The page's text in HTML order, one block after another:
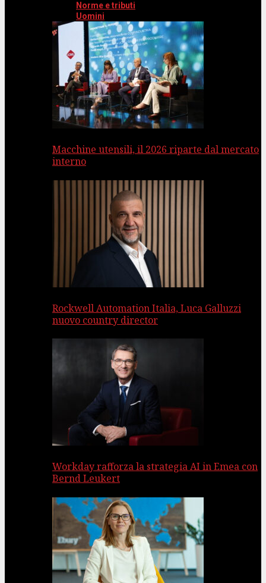
Norme e tributi
Uomini
Macchine utensili, il 2026 riparte dal mercato
interno
Rockwell Automation Italia, Luca Galluzzi
nuovo country director
Workday rafforza la strategia AI in Emea con
Bernd Leukert